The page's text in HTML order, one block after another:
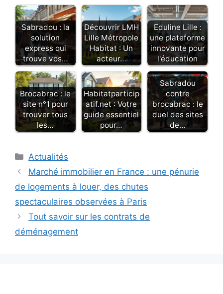
Sabradou : la
solution
express qui
trouve vos…
Découvrir LMH
Lille Métropole
Habitat : Un
acteur…
Eduline Lille :
une plateforme
innovante pour
l'éducation
Brocabrac : le
site n°1 pour
trouver tous
les…
Habitatparticip
atif.net : Votre
guide essentiel
pour…
Sabradou
contre
brocabrac : le
duel des sites
de…
Catégories
Actualités
Marché immobilier en France : une pénurie
de logements à louer, des chutes
spectaculaires observées à Paris
Tout savoir sur les contrats de
déménagement